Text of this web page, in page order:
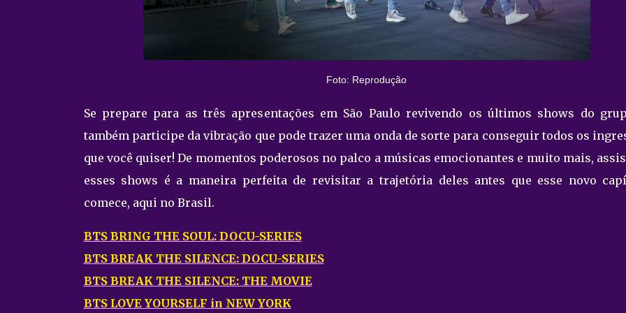
Foto: Reprodução
Se prepare para as três apresentações em São Paulo revivendo os últimos shows do
também participe da vibração que pode trazer uma onda de sorte para conseguir todos os
que você quiser! De momentos poderosos no palco a músicas emocionantes e muito mais,
esses shows é a maneira perfeita de revisitar a trajetória deles antes que esse novo
comece, aqui no Brasil.
BTS BRING THE SOUL: DOCU-SERIES
BTS BREAK THE SILENCE: DOCU-SERIES
BTS BREAK THE SILENCE: THE MOVIE
BTS LOVE YOURSELF in NEW YORK